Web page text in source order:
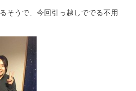
そうで、今回引っ越しででる不用